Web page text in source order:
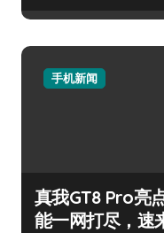
手机新闻
真我GT8 Pro亮
能一网打尽，速